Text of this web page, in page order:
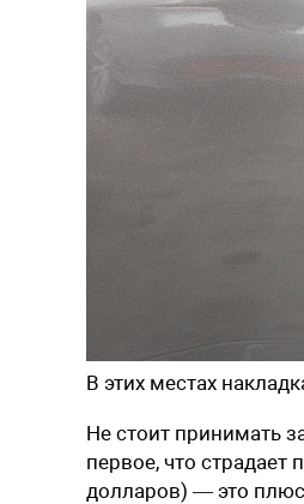
В этих местах
Не стоит принимать
первое, что
долларов) — это